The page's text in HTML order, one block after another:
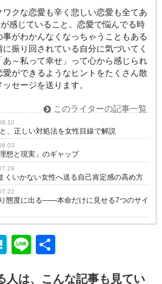
ワクな恋愛も辛く悲しい恋愛も全てあ
が感じていること。恋愛で悩んでる時
事がわかんなくなっちゃうこともある
に振り回されている自分に気づいてく
あ～私って幸せ」って心から感じられ
愛ができるようなヒントをたくさん散
ッセージを送ります。
このライターの記事一覧
、正しい対処法を女性目線で解説
想と現実」のギャップ
くいかない女性へ送る自己肯定感の高め方
態度に出る——本命だけに見せる7つのサイ
Hatena
Line
人は、こんな記事も見てい